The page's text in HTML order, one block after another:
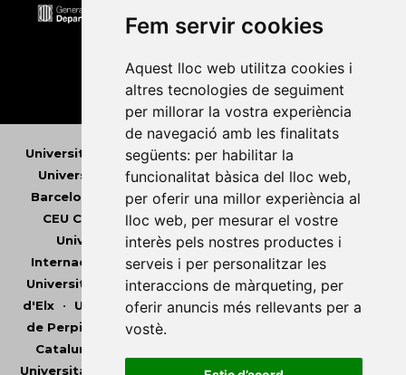
Fem servir cookies
Aquest lloc web utilitza cookies i
altres tecnologies de seguiment
per millorar la vostra experiència
de navegació amb les finalitats
següents: per habilitar la
funcionalitat bàsica del lloc web,
per oferir una millor experiència al
lloc web, per mesurar el vostre
interès pels nostres productes i
serveis i per personalitzar les
interaccions de màrqueting, per
oferir anuncis més rellevants per a
vostè.
Universitat Abat Oliba CEU•Universitat d'Alacant
Universitat d'Andorra•Universitat Autònoma de
Barcelona
Universitat de Barcelona•Universitat
CEU Cardenal Herrera
•Universitat de Girona
Universitat de les Illes Balears•Universitat
Internacional de Catalunya •Universitat Jaume I
Universitat de Lleida•Universitat Miguel Hernández
d'Elx• Universitat Oberta de Catalunya•Universitat
de Perpinyà Via Domitia
Catalunya
Universitat Pompeu Fabra
•Universitat Ramon Llull